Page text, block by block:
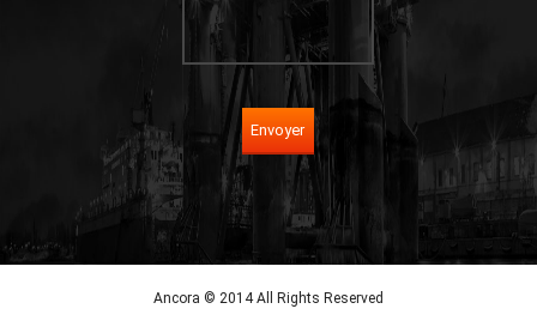
Envoyer
Ancora © 2014 All Rights Reserved